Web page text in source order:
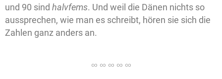
und 90 sind halvfems. Und weil die Dänen nichts so
aussprechen, wie man es schreibt, hören sie sich die
Zahlen ganz anders an.